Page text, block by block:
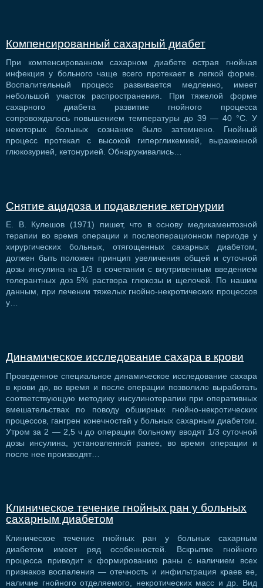
Компенсированный сахарный диабет
При компенсированном сахарном диабете острая гнойная
инфекция у больного чаще всего протекает в легкой форме.
Воспалительный процесс развивается медленно, имеет
небольшой участок распространения. При тяжелой форме
сахарного диабета развитие гнойного процесса
сопровождалось повышением температуры до 39 — 40 °С. У
некоторых больных сознание было затемнено. Гнойный
процесс протекал с высокой гипергликемией, выраженной
глюкозурией, кетонурией. Обнаруживались…
Снятие ацидоза и подавление кетонурии
Е. В. Кулешов (1971) пишет, что в основу медикаментозной
терапии во время операции и послеоперационном периоде у
хирургических больных, отягощенных сахарных диабетом,
должен быть положен принцип увеличения общей и суточной
дозы инсулина на 1/3 в сочетании с внутривенным введением
толерантных доз 5% раствора глюкозы и щелочей. По нашим
данным, при лечении тяжелых гнойно-некротических процессов
у…
Динамическое исследование сахара в крови
Проведенное специальное динамическое исследование сахара
в крови до, во время и после операции позволило выработать
соответствующую методику инсулинотерапии при оперативных
вмешательствах по поводу обширных гнойно-некротических
процессов, гангрен конечностей у больных сахарным диабетом.
Утром за 2 — 2,5 ч до операции больному вводят 1/3 суточной
дозы инсулина, установленной ранее, во время операции и
после нее производят…
Клиническое течение гнойных ран у больных
сахарным диабетом
Клиническое течение гнойных ран у больных сахарным
диабетом имеет ряд особенностей. Вскрытие гнойного
процесса приводит к формированию раны с наличием всех
признаков воспаления — отечность и инфильтрация краев ее,
наличие гнойного отделяемого, некротических масс и др. Вид